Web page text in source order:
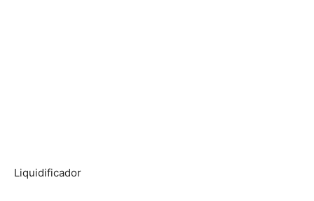
Liquidificador